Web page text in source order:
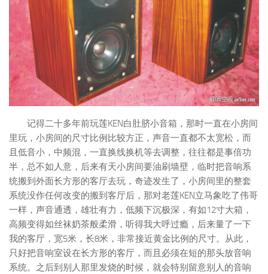
记得二十多年前玩莲KEN白肚脐小音箱，那时一直在小房间
里玩，小房间的尺寸比例比较方正，声音一直都不太宽松，而
且低音小，中频混，一直换线换机等去调整，往往都是事倍功
半，总不如人意，后来有天小房间要油刷墙壁，临时把音响系
统搬到外面长方形的客厅去玩，奇迹发生了，小房间里的整套
系统没作任何改变的搬到客厅后，那对老莲KEN立马象吃了伟哥
一样，声音通透，雄壮有力，低频下沉极深，有如12寸大箱，
高频变得如丝袜奶茶般柔滑，听得我大呼过瘾，后来量了一下
我的客厅，宽5米，长8米，非常接近黄金比例的尺寸。从此，
只好把音响室设在长方形的客厅，而且必须在短的那头放音响
系统。之后到别人那里发烧的时候，就会特别留意别人的音响